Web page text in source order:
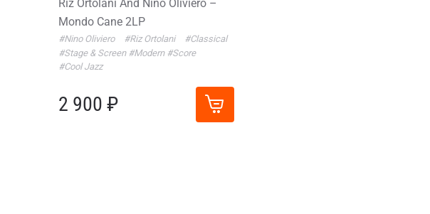
Riz Ortolani And Nino Oliviero –
Mondo Cane 2LP
#Nino Oliviero #Riz Ortolani
#Classical
#Stage & Screen #Modern #Score
#Cool Jazz
2 900 ₽